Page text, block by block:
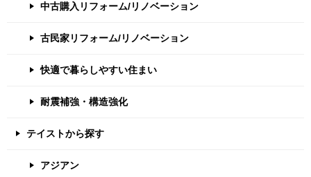
中古購入リフォーム/リノベーション
古民家リフォーム/リノベーション
快適で暮らしやすい住まい
耐震補強・構造強化
テイストから探す
アジアン